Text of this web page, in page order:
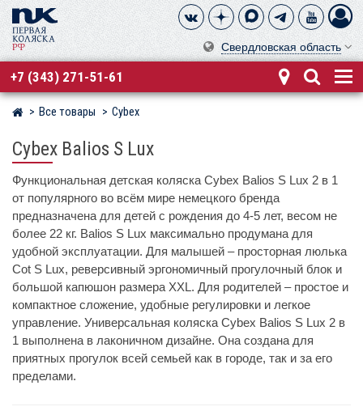
Свердловская область
+7 (343) 271-51-61
Магазин детских колясок
Все товары Cybex
Cybex Balios S Lux
Функциональная детская коляска Cybex Balios S Lux 2 в 1
от популярного во всём мире немецкого бренда
предназначена для детей с рождения до 4-5 лет, весом не
более 22 кг. Balios S Lux максимально продумана для
удобной эксплуатации. Для малышей – просторная люлька
Cot S Lux, реверсивный эргономичный прогулочный блок и
большой капюшон размера XXL. Для родителей – простое и
компактное сложение, удобные регулировки и легкое
управление. Универсальная коляска Cybex Balios S Lux 2 в
1 выполнена в лаконичном дизайне. Она создана для
приятных прогулок всей семьей как в городе, так и за его
пределами.